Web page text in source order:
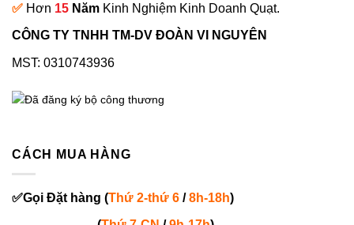
✅ Hơn 15 Năm Kinh Nghiệm Kinh Doanh Quạt.
CÔNG TY TNHH TM-DV ĐOÀN VI NGUYÊN
MST: 0310743936
CÁCH MUA HÀNG
✅Gọi Đặt hàng (Thứ 2-thứ 6 /8h-18h)